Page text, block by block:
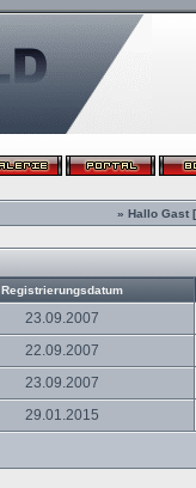
» Hallo Gast [
Registrierungsdatum
23.09.2007
22.09.2007
23.09.2007
29.01.2015